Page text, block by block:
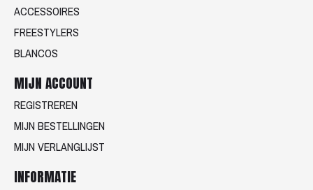
ACCESSOIRES
FREESTYLERS
BLANCOS
MIJN ACCOUNT
REGISTREREN
MIJN BESTELLINGEN
MIJN VERLANGLIJST
INFORMATIE